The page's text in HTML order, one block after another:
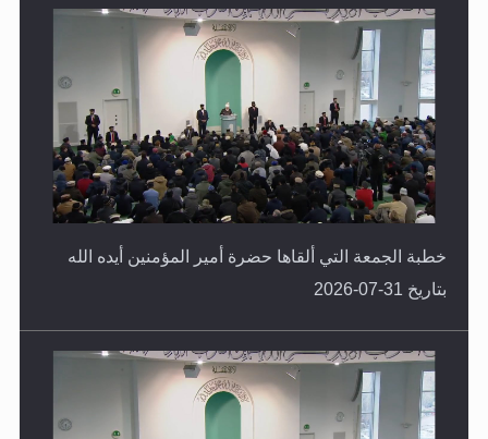
لا ناسخ ولا منسوخ في القرآن الكريم
خطبة الجمعة التي ألقاها حضرة أمير المؤمنين أيده الله
بتاريخ 31-07-2026